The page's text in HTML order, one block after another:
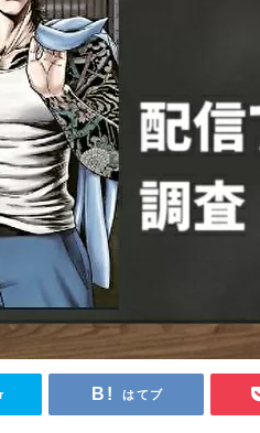
はてブ